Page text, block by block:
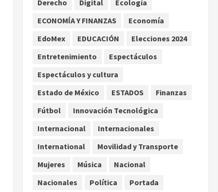
Internacional
Christopher Landau
Foreign Policy sobre visita a
agosto 7, 2026
4
Capturan en Zapopan a
ciudadano estadounidense
agosto 7, 2026
Nacional Portada
Detienen al exgobernador de
obstrucción en el caso
Derecho
Digital
Ecología
ECONOMÍA Y FINANZAS
Economía
EdoMex
EDUCACIÓN
Elecciones 2024
Entretenimiento
Espectáculos
Espectáculos y cultura
Estado de México
ESTADOS
Finanzas
Fútbol
Innovación Tecnológica
Internacional
Internacionales
International
Movilidad y Transporte
Mujeres
Música
Nacional
Nacionales
Política
Portada